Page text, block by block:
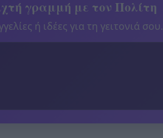
γραμμή με τον Πολίτη
ή ιδέες για τη γειτονιά σου.